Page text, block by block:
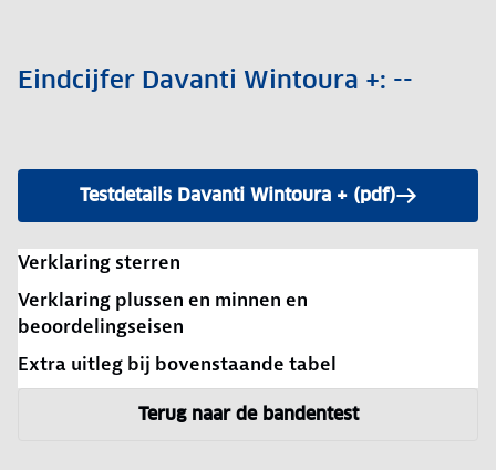
Eindcijfer Davanti Wintoura +: --
Testdetails Davanti Wintoura + (pdf)
Verklaring sterren
Verklaring plussen en minnen en
beoordelingseisen
Extra uitleg bij bovenstaande tabel
Terug naar de bandentest